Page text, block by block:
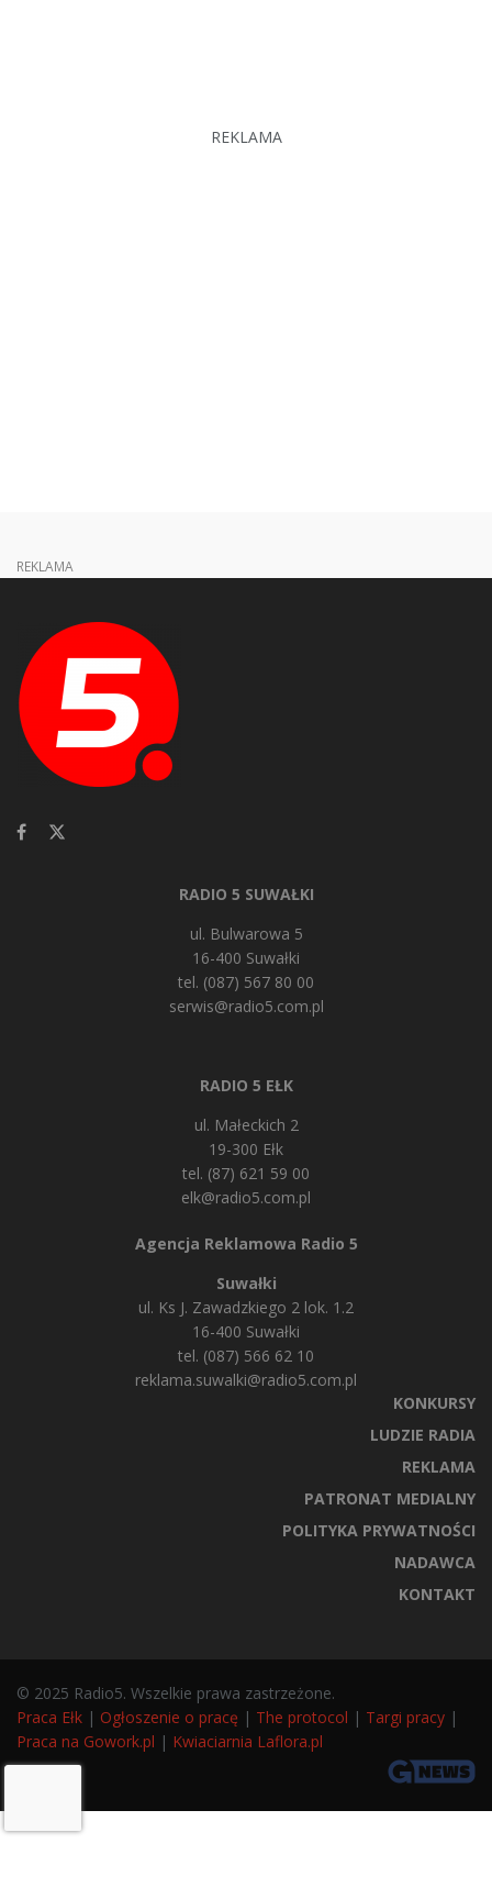
REKLAMA
REKLAMA
RADIO 5 SUWAŁKI
ul. Bulwarowa 5
16-400 Suwałki
tel. (087) 567 80 00
serwis@radio5.com.pl
RADIO 5 EŁK
ul. Małeckich 2
19-300 Ełk
tel. (87) 621 59 00
elk@radio5.com.pl
Agencja Reklamowa Radio 5
Suwałki
ul. Ks J. Zawadzkiego 2 lok. 1.2
16-400 Suwałki
tel. (087) 566 62 10
reklama.suwalki@radio5.com.pl
KONKURSY
LUDZIE RADIA
REKLAMA
PATRONAT MEDIALNY
POLITYKA PRYWATNOŚCI
NADAWCA
KONTAKT
© 2025 Radio5. Wszelkie prawa zastrzeżone.
Praca Ełk | Ogłoszenie o pracę | The protocol | Targi pracy |
Praca na Gowork.pl | Kwiaciarnia Laflora.pl